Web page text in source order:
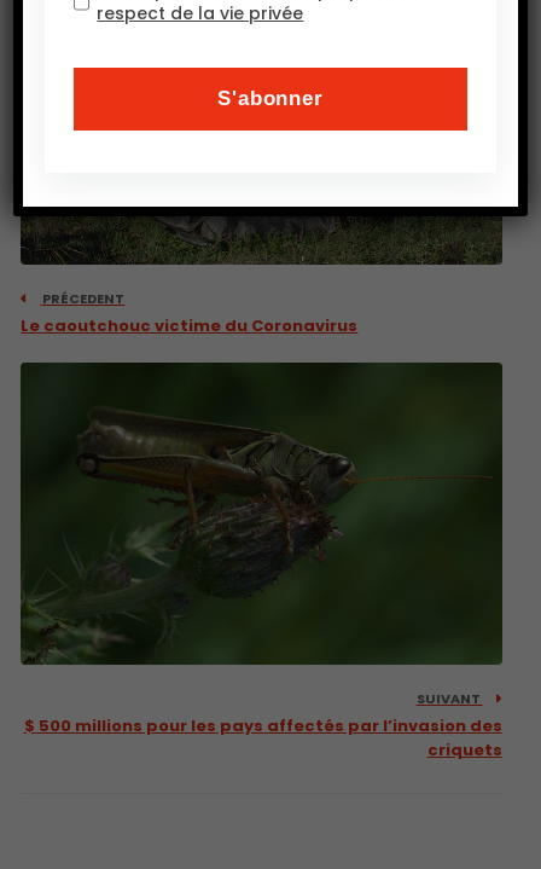
PRÉCEDENT
Le caoutchouc victime du Coronavirus
SUIVANT
$ 500 millions pour les pays affectés par l’invasion des
criquets
respect de la vie privée